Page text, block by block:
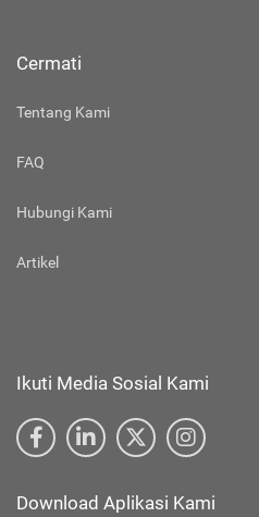
Cermati
Tentang Kami
FAQ
Hubungi Kami
Artikel
Ikuti Media Sosial Kami
Download Aplikasi Kami